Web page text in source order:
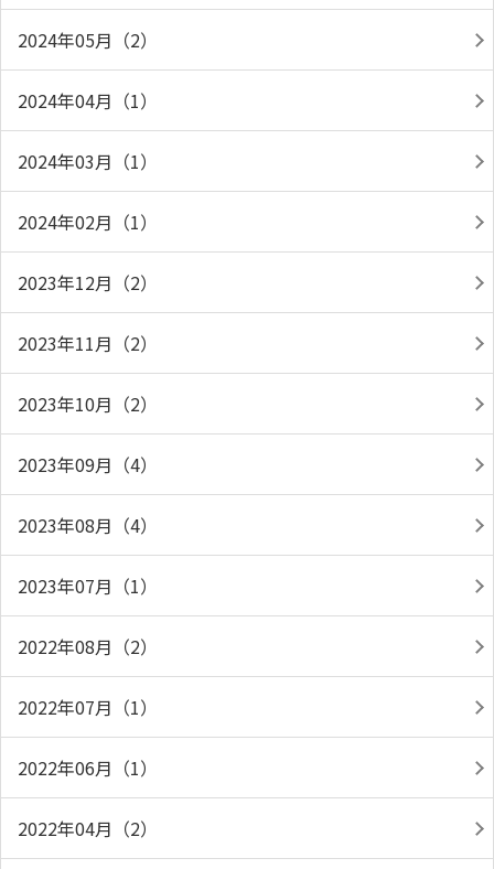
2024年05月（2）
2024年04月（1）
2024年03月（1）
2024年02月（1）
2023年12月（2）
2023年11月（2）
2023年10月（2）
2023年09月（4）
2023年08月（4）
2023年07月（1）
2022年08月（2）
2022年07月（1）
2022年06月（1）
2022年04月（2）